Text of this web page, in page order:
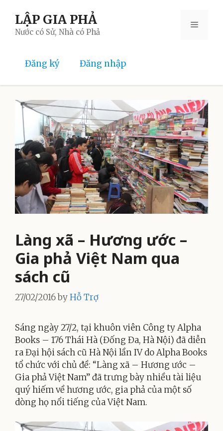
content
LẬP GIA PHẢ
Nước có Sử, Nhà có Phả
Menu
Đăng ký Đăng nhập
Làng xã – Hương ước –
Gia phả Việt Nam qua
sách cũ
27/02/2016byHỗ Trợ
Sáng ngày 27/2, tại khuôn viên Công ty Alpha
Books – 176 Thái Hà (Đống Đa, Hà Nội) đã diễn
ra Đại hội sách cũ Hà Nội lần IV do Alpha Books
tổ chức với chủ đề: “Làng xã – Hương ước –
Gia phả Việt Nam” đã trưng bày nhiều tài liệu
quý hiếm về hương ước, gia phả của một số
dòng họ nổi tiếng của Việt Nam.